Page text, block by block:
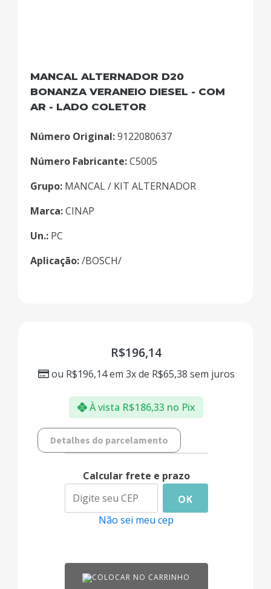
MANCAL ALTERNADOR D20
BONANZA VERANEIO DIESEL - COM
AR - LADO COLETOR
Número Original:9122080637
Número Fabricante:C5005
Grupo: MANCAL / KIT ALTERNADOR
Marca:CINAP
Un.: PC
Aplicação:/BOSCH/
R$196,14
ou R$196,14em 3x de R$65,38 sem juros
À vista R$186,33 no Pix
Detalhes do parcelamento
Calcular frete e prazo
OK
Não sei meu cep
COLOCAR NO CARRINHO